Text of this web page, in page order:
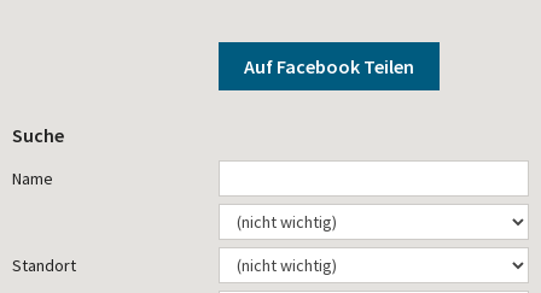
Auf Facebook Teilen
Suche
Name
Standort